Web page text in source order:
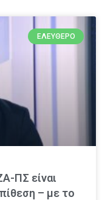
ΕΛΕΎΘΕΡΟ
ΠΣ είναι
– με το